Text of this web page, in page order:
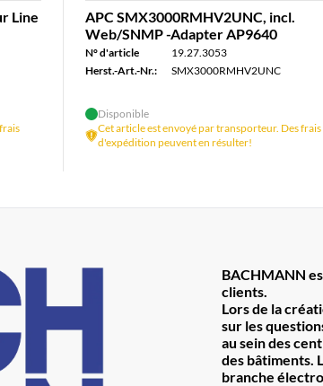
Line
APC SMX3000RMHV2UNC, incl.
Web/SNMP -Adapter AP9640
N° d'article
19.27.3053
Herst.-Art.-Nr.:
SMX3000RMHV2UNC
Disponible
Cet article est envoyé par transporteur. Des frais
d'expédition peuvent en résulter!
BACHMANN
clients.
Lors de la
sur les
au sein des
des bâtiments.
branche